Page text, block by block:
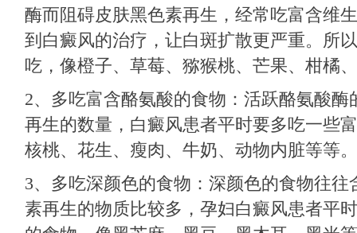
酶而阻碍皮肤黑色素再生，经常吃富含维
到白癜风的治疗，让白斑扩散更严重。所
吃，像橙子、草莓、猕猴桃、芒果、柑橘
2、多吃富含酪氨酸的食物：活跃酪氨酸
再生的数量，白癜风患者平时要多吃一些
核桃、花生、瘦肉、牛奶、动物内脏等等。
3、多吃深颜色的食物：深颜色的食物往
素再生的物质比较多，孕妇白癜风患者平